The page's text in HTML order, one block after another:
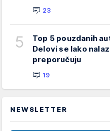
23
5
Top 5 pouzdanih
Delovi se lako
preporučuju
19
NEWSLETTER